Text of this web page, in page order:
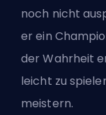
noch nicht
er ein
der Wahrheit
leicht zu
meistern.